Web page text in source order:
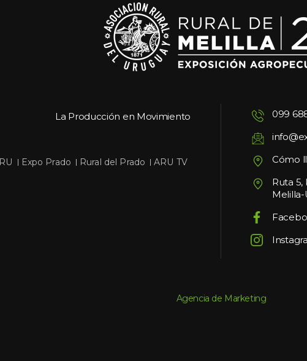
La Producción en Movimiento
Expo Prado Rural del Prado ARU TV
099
Cómo
Ruta 5,
Agencia de Marketing